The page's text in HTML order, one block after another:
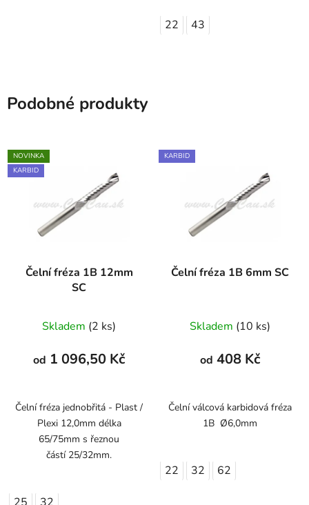
22 43
Podobné produkty
NOVINKA
KARBID
Čelní fréza 1B 12mm
SC
Skladem (2 ks)
od 1 096,50 Kč
Čelní fréza jednobřitá - Plast /
Plexi 12,0mm délka
65/75mm s řeznou
částí 25/32mm.
KARBID
Čelní fréza 1B 6mm SC
Skladem (10 ks)
od 408 Kč
Čelní válcová karbidová fréza
1B Ø6,0mm
22 32 62